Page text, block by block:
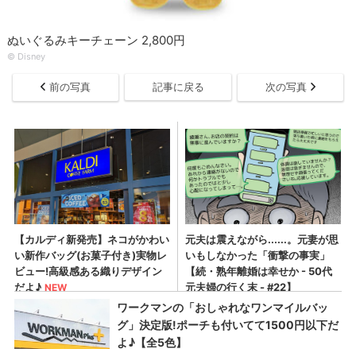
ぬいぐるみキーチェーン 2,800円
© Disney
前の写真 記事に戻る 次の写真